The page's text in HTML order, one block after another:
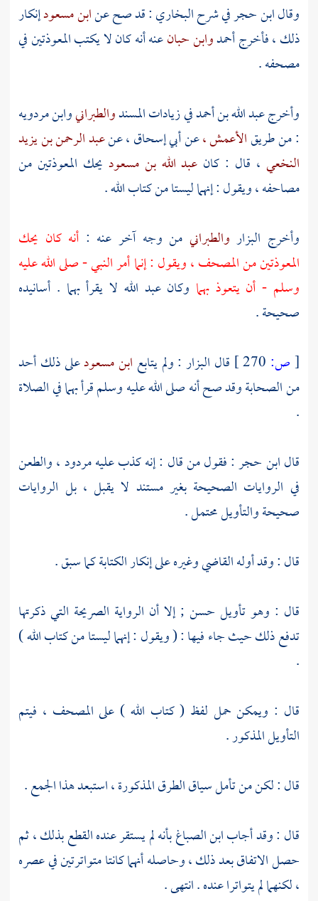
وقالابن حجرفي شرح البخاري : قد صح عنابن مسعودإنكار
ذلك ، فأخرجأحمدوابن حبانعنه أنه كان لا يكتب المعوذتين في
مصحفه .
وأخرجعبد الله بن أحمدفي زيادات المسندوالطبرانيوابن مردويه
: من طريقالأعمش ،عنأبي إسحاق ،عنعبد الرحمن بن يزيد
النخعي ، قال : كان عبد الله بن مسعود يحك المعوذتين من
مصاحفه ، ويقول : إنهما ليستا من كتاب الله .
وأخرج البزار والطبراني من وجه آخر عنه : أنه كان يحك
المعوذتين من المصحف ، ويقول : إنما أمر النبي - صلى الله عليه
وسلم - أن يتعوذ بهما وكانعبد الله لا يقرأ بهما . أسانيده
صحيحة .
[ص: قال البزار : ولم يتابع ابن مسعودعلى ذلك أحد
من الصحابة وقد صح أنه صلى الله عليه وسلم قرأ بهما في الصلاة
.
قالابن حجر: فقول من قال : إنه كذب عليه مردود ، والطعن
في الروايات الصحيحة بغير مستند لا يقبل ، بل الروايات
صحيحة والتأويل محتمل .
قال : وقد أوله القاضي وغيره على إنكار الكتابة كما سبق .
قال : وهو تأويل حسن ; إلا أن الرواية الصريحة التي ذكرتها
تدفع ذلك حيث جاء فيها : ( ويقول : إنهما ليستا من كتاب الله )
.
قال : ويمكن حمل لفظ ( كتاب الله ) على المصحف ، فيتم
التأويل المذكور .
قال : لكن من تأمل سياق الطرق المذكورة ، استبعد هذا الجمع .
قال : وقد أجابابن الصباغبأنه لم يستقر عنده القطع بذلك ، ثم
حصل الاتفاق بعد ذلك ، وحاصله أنهما كانتا متواترتين في عصره
، لكنهما لم يتواترا عنده . انتهى .